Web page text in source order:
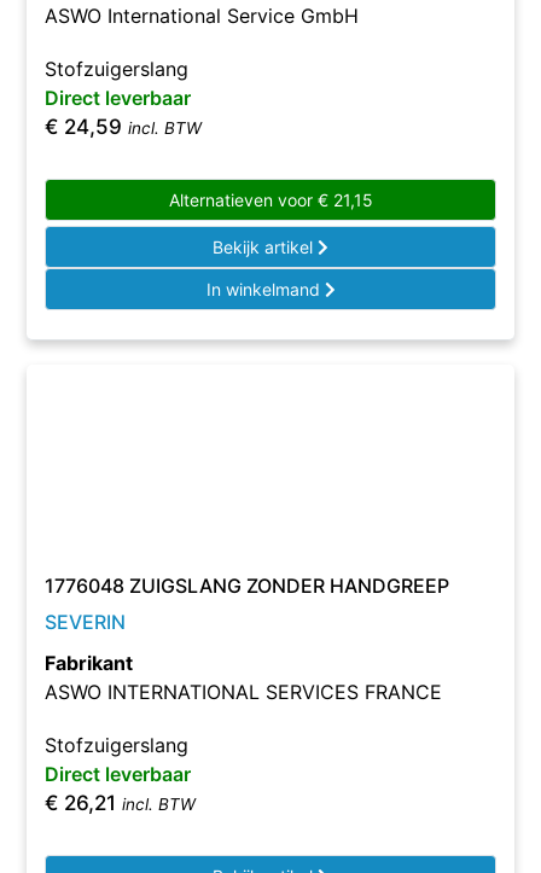
ASWO International Service GmbH
Stofzuigerslang
Direct leverbaar
€ 24,59 incl. BTW
Alternatieven voor €21,15
Bekijk artikel
In winkelmand
1776048 ZUIGSLANG ZONDER HANDGREEP
SEVERIN
Fabrikant
ASWO INTERNATIONAL SERVICES FRANCE
Stofzuigerslang
Direct leverbaar
€ 26,21 incl. BTW